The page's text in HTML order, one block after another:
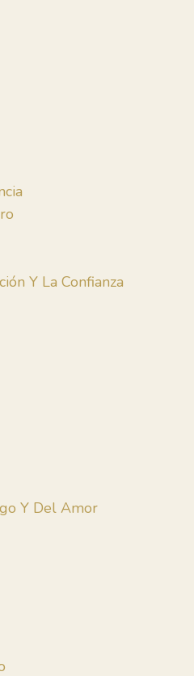
Y La Confianza
Y Del Amor